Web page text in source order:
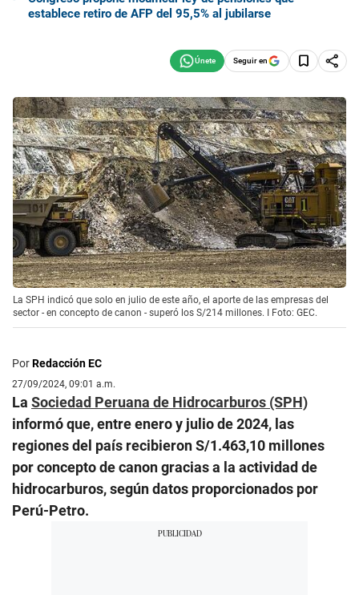
establece retiro de AFP del 95,5% al jubilarse
Seguir en
La SPH indicó que solo en julio de este año, el aporte de las empresas del
sector - en concepto de canon - superó los S/214 millones. I Foto: GEC.
PorRedacción EC
27/09/2024, 09:01 a.m.
La Sociedad Peruana de Hidrocarburos (SPH)
informó que, entre enero y julio de 2024, las
regiones del país recibieron S/1.463,10 millones
por concepto de canon gracias a la actividad de
hidrocarburos, según datos proporcionados por
Perú-Petro.